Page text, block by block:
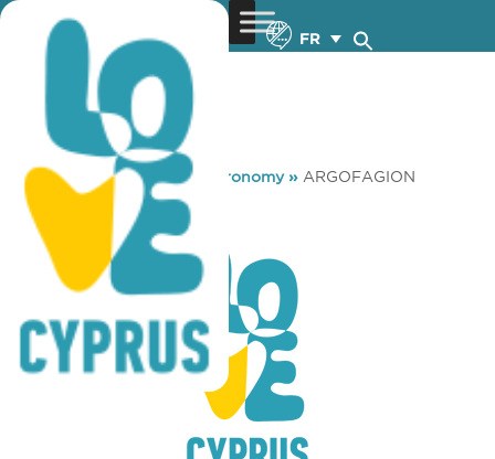
FR
You are here: Home »Gastronomy» ARGOFAGION
ARGOFAGION